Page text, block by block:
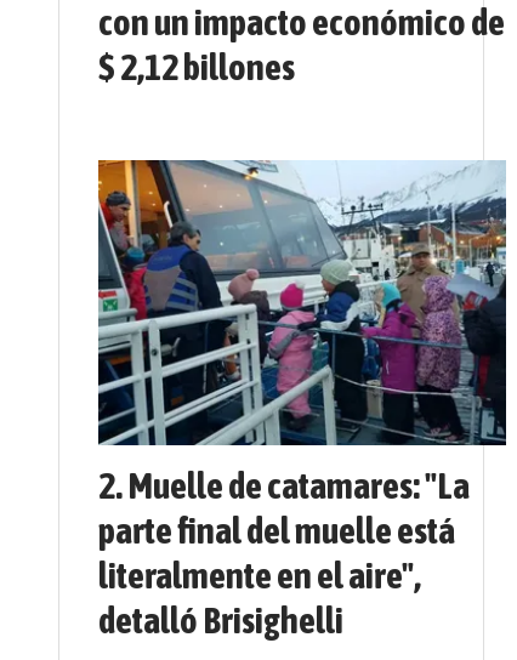
con un impacto económico de
$ 2,12 billones
Muelle de catamares: "La
parte final del muelle está
literalmente en el aire",
detalló Brisighelli